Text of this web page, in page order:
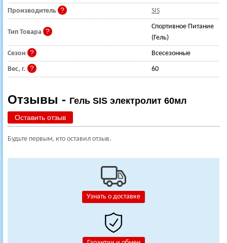
Узнать о доставке
Производитель SIS
Тип Товара
Спортивное Питание
(Гель)
Сезон Всесезонные
Вес, г. 60
Отзывы - Гель SIS электролит 60мл
Оставить отзыв
Будьте первым, кто оставил отзыв.